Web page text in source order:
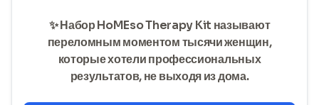
✨ Набор HoMEso Therapy Kit называют
переломным моментом тысячи женщин,
которые хотели профессиональных
результатов, не выходя из дома.